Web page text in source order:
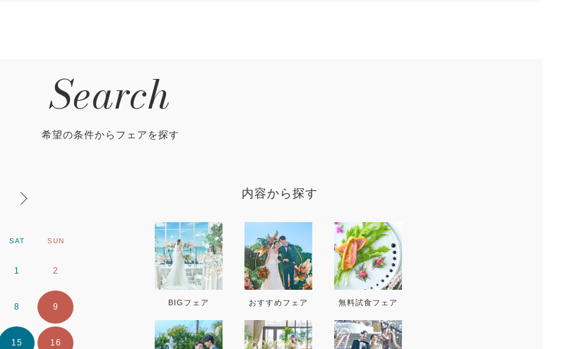
Search
希望の条件からフェアを探す
SAT SUN
1 2
8 9
15 16
9
MON TUE WED FRI SAT
1 2 3 4 5
7 9 10 11 12
14 15 16 17 18 19
内容から探す
BIGフェア おすすめフェア 無料試食フェア